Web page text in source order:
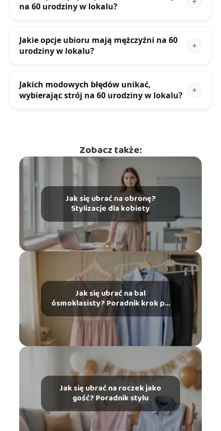
na 60 urodziny w lokalu?
Jakie opcje ubioru mają mężczyźni na 60
urodziny w lokalu?
Jakich modowych błędów unikać,
wybierając strój na 60 urodziny w lokalu?
Zobacz także:
Jak się ubrać na obronę?
Stylizacje dla kobiety
Jak się ubrać na bal
ósmoklasisty? Poradnik krok po
kroku
Jak się ubrać na roczek jako
gość? Poradnik stylu